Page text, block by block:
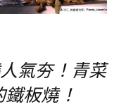
氣夯！青菜
板燒！